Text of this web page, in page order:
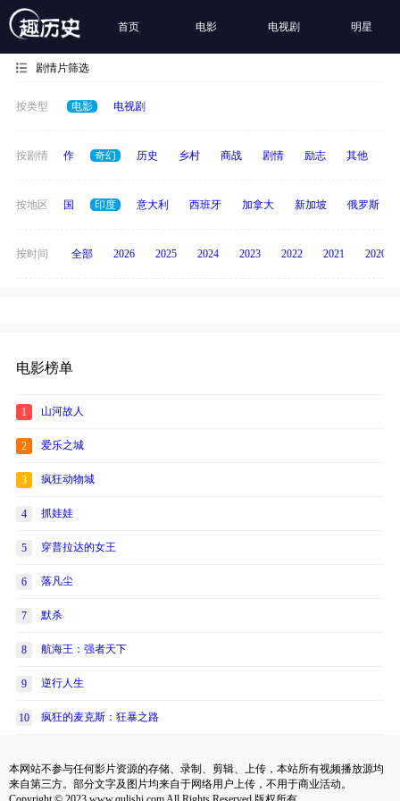
首页 电影 电视剧 明星
剧情片筛选
按类型 电影 电视剧
按剧情
犯罪 动作 奇幻 历史 乡村 商战 剧情 励志 其他
按地区
德国 泰国 印度 意大利 西班牙 加拿大 新加坡 俄罗斯
按时间 全部 2026 2025 2024 2023 2022 2021 2020
电影榜单
1 山河故人
2 爱乐之城
3 疯狂动物城
4 抓娃娃
5 穿普拉达的女王
6 落凡尘
7 默杀
8 航海王：强者天下
9 逆行人生
10 疯狂的麦克斯：狂暴之路
本网站不参与任何影片资源的存储、录制、剪辑、上传，本站所有视频播放源均
来自第三方。部分文字及图片均来自于网络用户上传，不用于商业活动。